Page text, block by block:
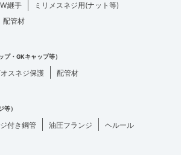
継手
ミリメスネジ用(ナット等)
配管材
プ・GKキャップ等）
スネジ保護 配管材
等）
付き鋼管 油圧フランジ ヘルール